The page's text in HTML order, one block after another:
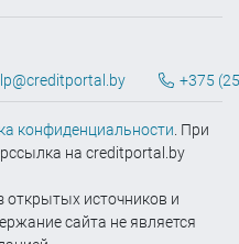
+375
конфиденциальности . При
на creditportal.by
открытых источников и
сайта не является